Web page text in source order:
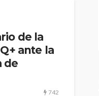
de la
ante la
de
742
pandemia